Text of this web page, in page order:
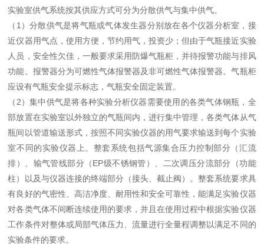
实验室供气系统按其供应方式可分为分散供气与集中供气。
（1）分散供气是将气瓶或气体发生器分别放在各个仪器分析室，接
近仪器用气点，使用方便，节约用气，投资少；但由于气瓶接近实验
人员，安全性欠佳，一般要求采用防爆气瓶柜，并待报警功能与排风
功能。报警器分为可燃性气体报警器及非可燃性气体报警器。气瓶柜
应设有气瓶安全提示标志，气瓶安全固定装置。
（2）集中供气是将各种实验分析仪器需要使用的各类气体钢瓶，全
部放置在实验室以外独立的气瓶间内，进行集中管理，各类气体从气
瓶间以管道输送形式，按照不同实验仪器的用气要求输送到每个实验
室不同的实验仪器上。整套系统包括气源集合压力控制部分（汇流
排）、输气管线部分（EP级不锈钢管）、二次调压分流部分（功能
柱）以及与仪器连接的终端部分（接头、截止阀）。整套系统要求具
有良好的气密性、高洁净度、耐用性和安全可靠性，能满足实验仪器
对各类气体不间断连续使用的要求，并且在使用过程中根据实验仪器
工作条件对整体或局部气体压力、流量进行全量程调整以满足不同的
实验条件的要求。